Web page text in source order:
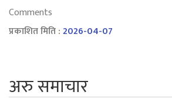
Comments
प्रकाशित मिति :2026-04-07
अरु समाचार